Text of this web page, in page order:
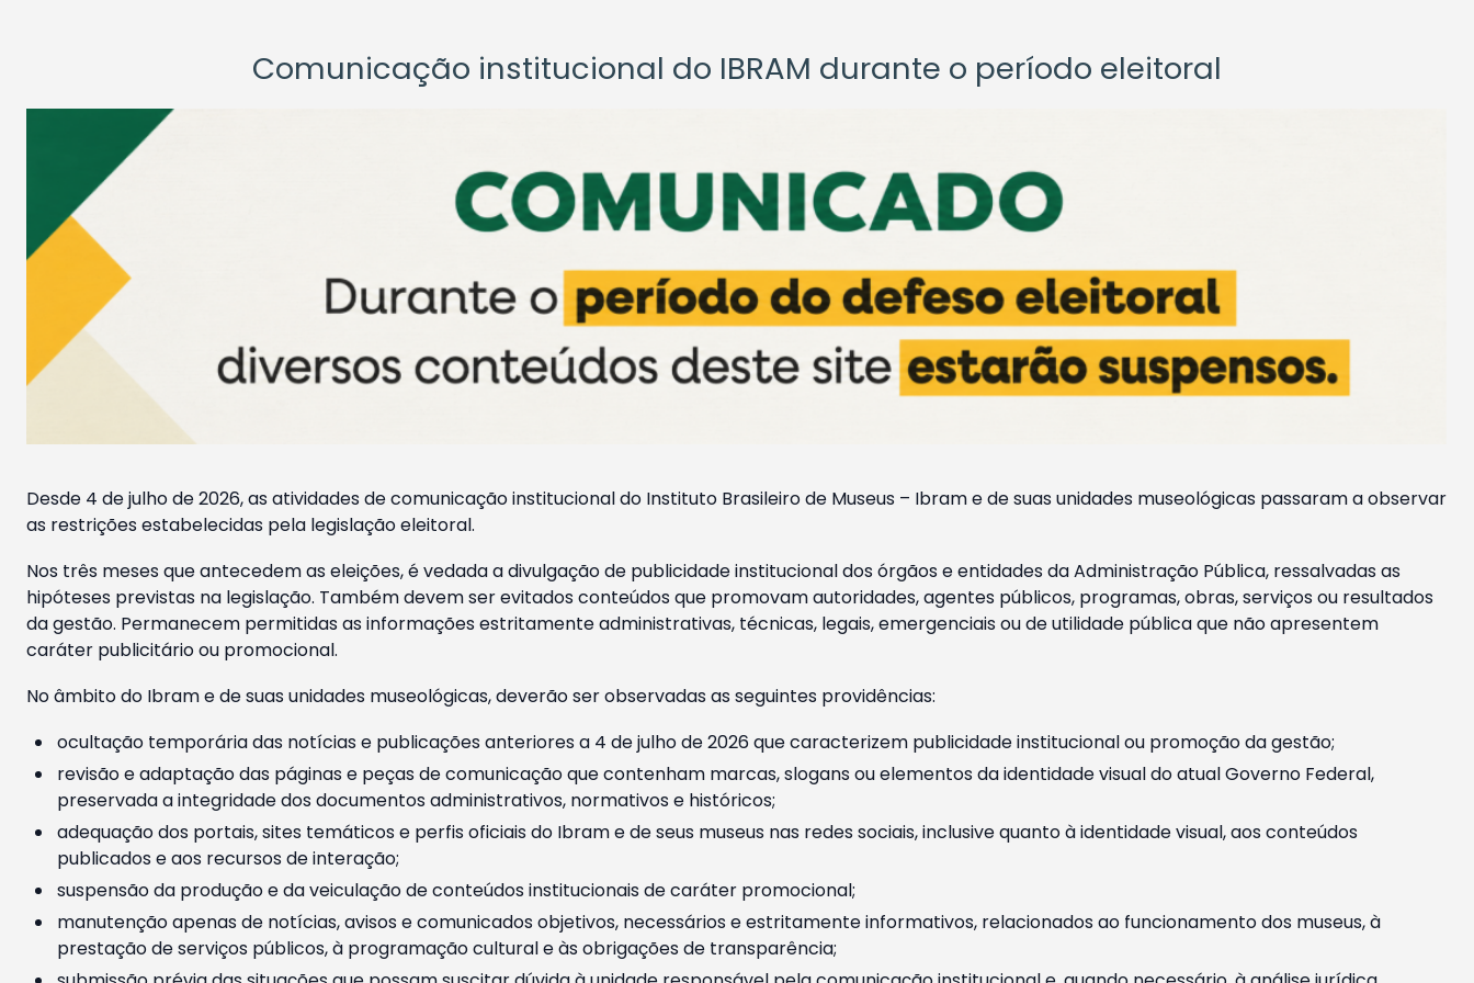
Comunicação institucional do IBRAM durante o período eleitoral
Desde 4 de julho de 2026, as atividades de comunicação institucional do Instituto Brasileiro de Museus – Ibram e de suas unidades museológicas passaram a observar
as restrições estabelecidas pela legislação eleitoral.
Nos três meses que antecedem as eleições, é vedada a divulgação de publicidade institucional dos órgãos e entidades da Administração Pública, ressalvadas as
hipóteses previstas na legislação. Também devem ser evitados conteúdos que promovam autoridades, agentes públicos, programas, obras, serviços ou resultados
da gestão. Permanecem permitidas as informações estritamente administrativas, técnicas, legais, emergenciais ou de utilidade pública que não apresentem
caráter publicitário ou promocional.
No âmbito do Ibram e de suas unidades museológicas, deverão ser observadas as seguintes providências:
ocultação temporária das notícias e publicações anteriores a 4 de julho de 2026 que caracterizem publicidade institucional ou promoção da gestão;
revisão e adaptação das páginas e peças de comunicação que contenham marcas, slogans ou elementos da identidade visual do atual Governo Federal,
preservada a integridade dos documentos administrativos, normativos e históricos;
adequação dos portais, sites temáticos e perfis oficiais do Ibram e de seus museus nas redes sociais, inclusive quanto à identidade visual, aos conteúdos
publicados e aos recursos de interação;
suspensão da produção e da veiculação de conteúdos institucionais de caráter promocional;
manutenção apenas de notícias, avisos e comunicados objetivos, necessários e estritamente informativos, relacionados ao funcionamento dos museus, à
prestação de serviços públicos, à programação cultural e às obrigações de transparência;